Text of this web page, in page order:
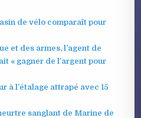
de vélo comparaît pour
et des armes, l’agent de
« gagner de l’argent pour
à l’étalage attrapé avec 15
sanglant de Marine de